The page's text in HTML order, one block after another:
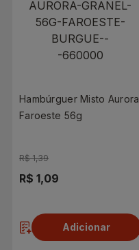
Hambúrguer Misto Aurora
Faroeste 56g
R$ 1,39
R$ 1,09
Adicionar